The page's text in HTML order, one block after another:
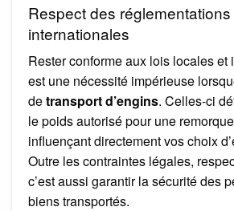
Respect des réglementations
internationales
Rester conforme aux lois locales et
est une nécessité impérieuse
detransport d’engins. Celles-ci
le poids autorisé pour une
influençant directement vos choix
Outre les contraintes légales,
c’est aussi garantir la sécurité des
biens transportés.